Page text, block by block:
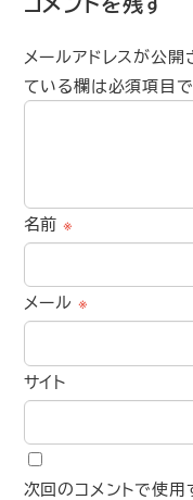
メールアドレスが公開
ている欄は必須項目
名前 ※
メール ※
サイト
次回のコメントで使用